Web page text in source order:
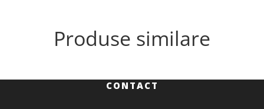
Produse similare
CONTACT